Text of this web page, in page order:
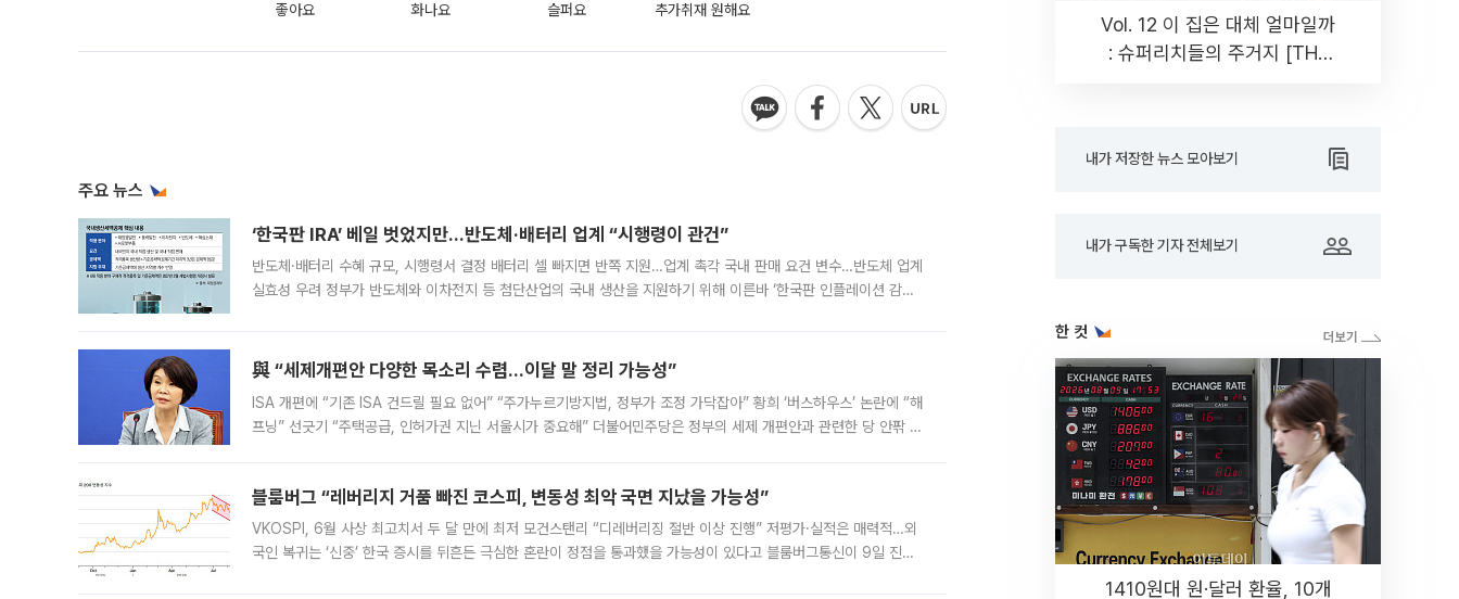
좋아요 화나요 슬퍼요 추가취재 원해요
주요 뉴스
‘한국판 IRA’ 베일 벗었지만…반도체·배터리 업계 “시행령이 관건”
반도체·배터리 수혜 규모, 시행령서 결정 배터리 셀 빠지면 반쪽 지원…업계 촉각 국내 판매 요건 변수…반도체 업계
실효성 우려 정부가 반도체와 이차전지 등 첨단산업의 국내 생산을 지원하기 위해 이른바 ‘한국판 인플레이션 감축
與 “세제개편안 다양한 목소리 수렴…이달 말 정리 가능성”
ISA 개편에 “기존 ISA 건드릴 필요 없어” “주가누르기방지법, 정부가 조정 가닥잡아” 황희 ‘버스하우스’ 논란에 “해
프닝” 선긋기 “주택공급, 인허가권 지닌 서울시가 중요해” 더불어민주당은 정부의 세제 개편안과 관련한 당 안팎 의
블룸버그 “레버리지 거품 빠진 코스피, 변동성 최악 국면 지났을 가능성”
VKOSPI, 6월 사상 최고치서 두 달 만에 최저 모건스탠리 “디레버리징 절반 이상 진행” 저평가·실적은 매력적…외
국인 복귀는 ‘신중’ 한국 증시를 뒤흔든 극심한 혼란이 정점을 통과했을 가능성이 있다고 블룸버그통신이 9일 진단
Vol. 12 이 집은 대체 얼마일까
: 슈퍼리치들의 주거지 [THE
내가 저장한 뉴스 모아보기
내가 구독한 기자 전체보기
한 컷
1410원대 원·달러 환율, 10개